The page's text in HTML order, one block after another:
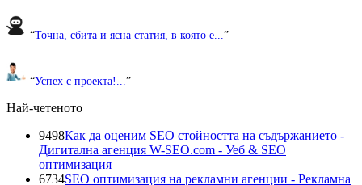
“Точна, сбита и ясна статия, в която е...”
“Успех с проекта!... ”
Най-четеното
9498Как да оценим SEO стойността на съдържанието -
Дигитална агенция W-SEO.com - Уеб & SEO
оптимизация
6734SEO оптимизация на рекламни агенции - Рекламна